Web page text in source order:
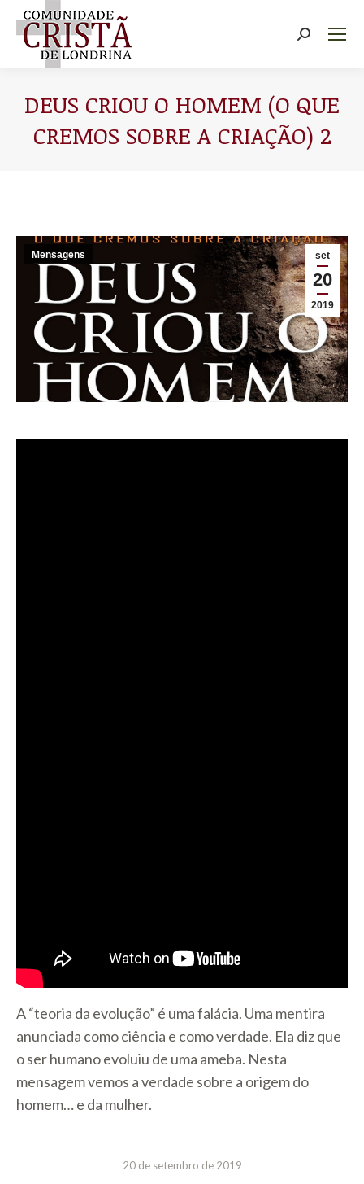
Buscar
DEUS CRIOU O HOMEM (O QUE
CREMOS SOBRE A CRIAÇÃO) 2
set
20
2019
Mensagens
A “teoria da evolução” é uma falácia. Uma mentira
anunciada como ciência e como verdade. Ela diz que
o ser humano evoluiu de uma ameba. Nesta
mensagem vemos a verdade sobre a origem do
homem… e da mulher.
20 de setembro de 2019